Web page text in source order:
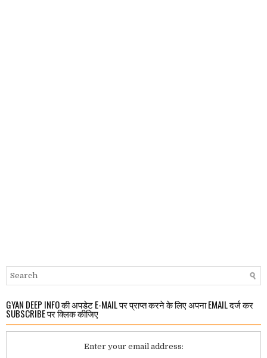
GYAN DEEP INFO की अपडेट E-MAIL पर प्राप्त करने के लिए अपना EMAIL दर्ज कर
SUBSCRIBE पर क्लिक कीजिए
Enter your email address: